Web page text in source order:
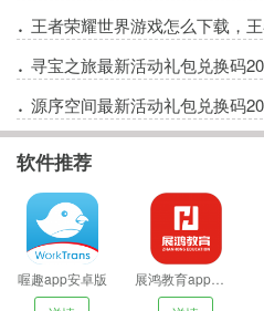
软件推荐
喔趣app安卓版